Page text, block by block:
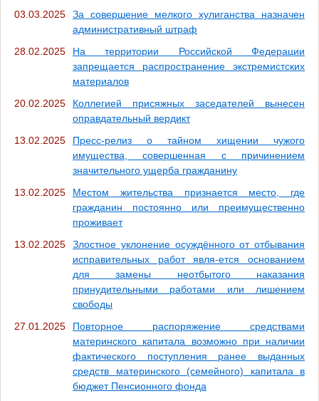
03.03.2025
За совершение мелкого хулиганства назначен
административный штраф
28.02.2025
На территории Российской Федерации
запрещается распространение экстремистских
материалов
20.02.2025
Коллегией присяжных заседателей вынесен
оправдательный вердикт
13.02.2025
Пресс-релиз о тайном хищении чужого
имущества, совершенная с причинением
значительного ущерба гражданину
13.02.2025
Местом жительства признается место, где
гражданин постоянно или преимущественно
проживает
13.02.2025
Злостное уклонение осуждённого от отбывания
исправительных работ явля-ется основанием
для замены неотбытого наказания
принудительными работами или лишением
свободы
27.01.2025
Повторное распоряжение средствами
материнского капитала возможно при наличии
фактического поступления ранее выданных
средств материнского (семейного) капитала в
бюджет Пенсионного фонда